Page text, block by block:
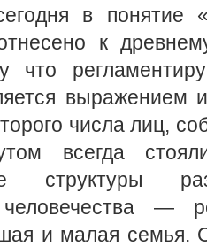
в понятие
к
что
выражением
числа лиц,
всегда
структуры
человечества —
и малая семья.